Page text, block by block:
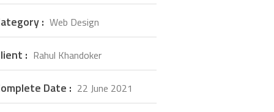
: Web Design
: Rahul Khandoker
Date : 22 June 2021